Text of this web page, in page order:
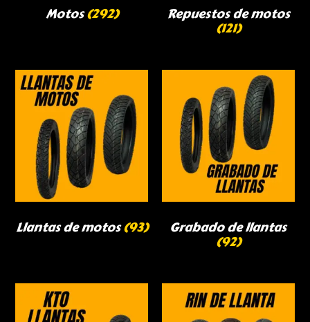
Motos(292) Repuestos de motos
(121)
Llantas de motos(93) Grabado de llantas
(92)